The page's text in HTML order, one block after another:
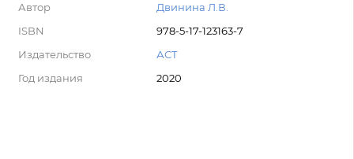
Автор
Двинина Л.В.
ISBN
978-5-17-123163-7
Издательство
АСТ
Год издания
2020